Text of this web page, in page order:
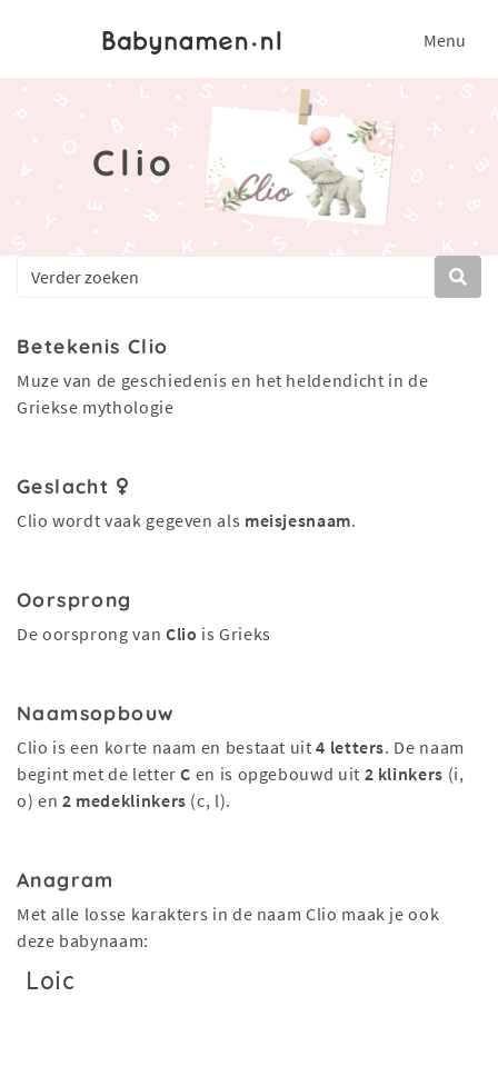
Menu
Clio
Betekenis Clio
Muze van de geschiedenis en het heldendicht in de
Griekse mythologie
Geslacht
Clio wordt vaak gegeven als meisjesnaam.
Oorsprong
De oorsprong van Clio is Grieks
Naamsopbouw
Clio is een korte naam en bestaat uit4 letters. De naam
begint met de letterC en is opgebouwd uit 2 klinkers (i,
o) en 2 medeklinkers (c, l).
Anagram
Met alle losse karakters in de naam Clio maak je ook
deze babynaam:
Loic